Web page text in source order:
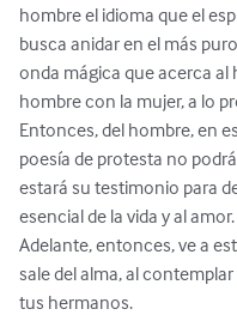
hombre el idioma que el
busca anidar en el más
onda mágica que acerca
hombre con la mujer, a lo
Entonces, del hombre, en
poesía de protesta no
estará su testimonio para
esencial de la vida y al amor.
Adelante, entonces, ve a
sale del alma, al
tus hermanos.